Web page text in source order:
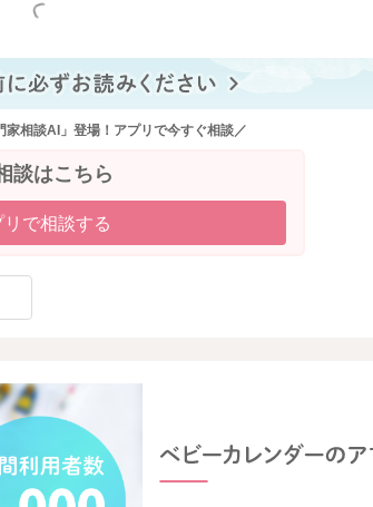
っと見る
家相談AI」登場！アプリで今すぐ相談／
談はこちら
リで相談する